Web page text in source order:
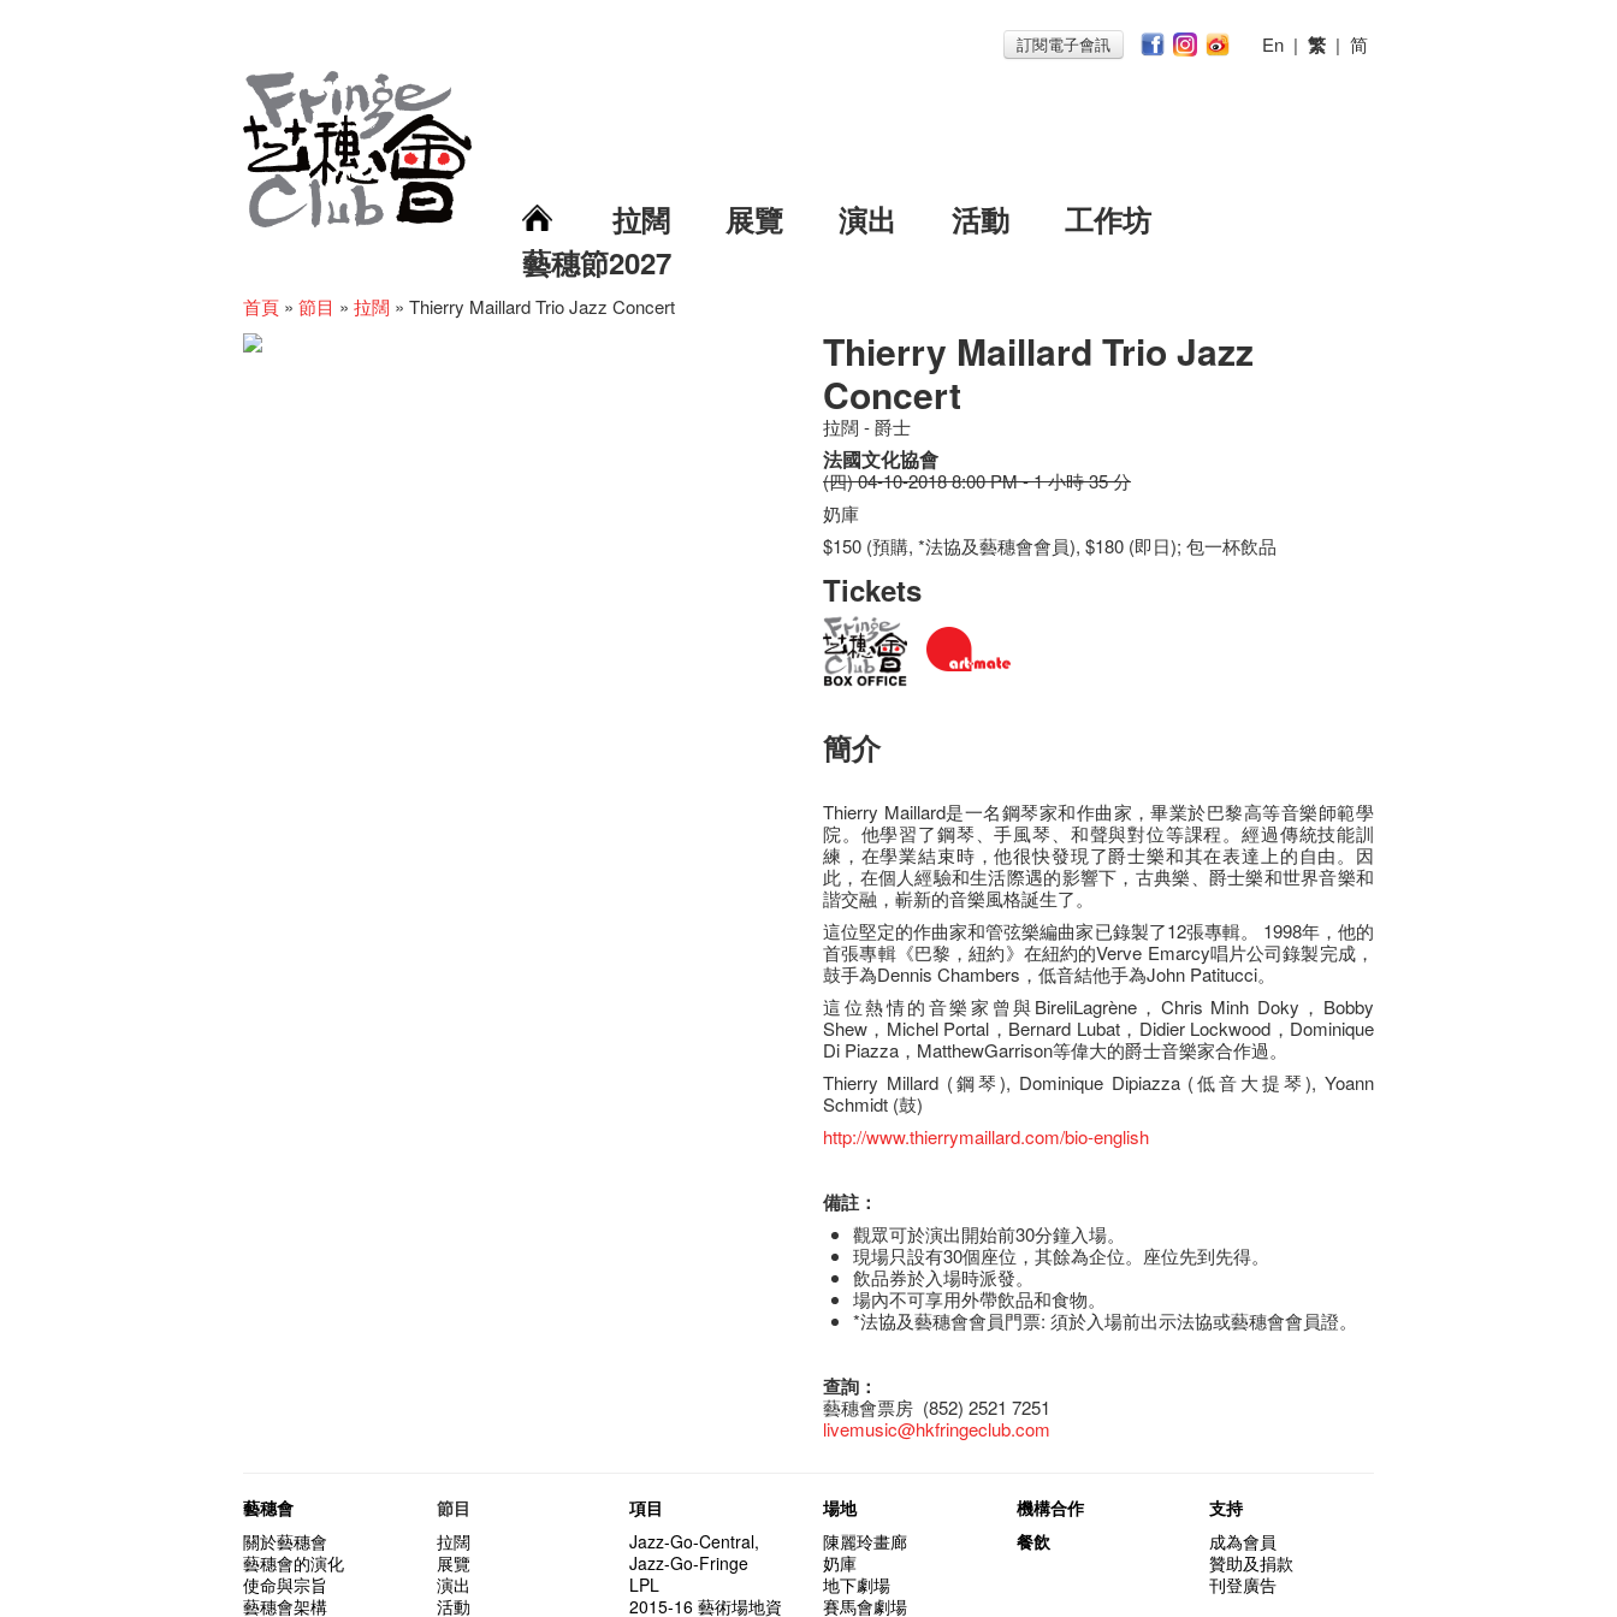
訂閱電子會訊 En | 繁 | 简
拉闊 展覽 演出 活動
工作坊
藝穗節2027
首頁 » 節目 » 拉闊 » Thierry Maillard Trio Jazz Concert
Thierry Maillard Trio Jazz
Concert
拉闊 - 爵士
法國文化協會
(四) 04-10-2018 8:00 PM - 1 小時 35 分
奶庫
$150 (預購, *法協及藝穗會會員), $180 (即日); 包一杯飲品
Tickets
簡介
Thierry Maillard是一名鋼琴家和作曲家，畢業於巴黎高等音樂師範學
院。他學習了鋼琴、手風琴、和聲與對位等課程。經過傳統技能訓
練，在學業結束時，他很快發現了爵士樂和其在表達上的自由。因
此，在個人經驗和生活際遇的影響下，古典樂、爵士樂和世界音樂和
諧交融，嶄新的音樂風格誕生了。
這位堅定的作曲家和管弦樂編曲家已錄製了12張專輯。 1998年，他的
首張專輯《巴黎，紐約》在紐約的Verve Emarcy唱片公司錄製完成，
鼓手為Dennis Chambers，低音結他手為John Patitucci。
這位熱情的音樂家曾與BireliLagrène，Chris Minh Doky，Bobby
Shew，Michel Portal，Bernard Lubat，Didier Lockwood，Dominique
Di Piazza，MatthewGarrison等偉大的爵士音樂家合作過。
Thierry Millard (鋼琴), Dominique Dipiazza (低音大提琴), Yoann
Schmidt (鼓)
http://www.thierrymaillard.com/bio-english
備註：
觀眾可於演出開始前30分鐘入場。
現場只設有30個座位，其餘為企位。座位先到先得。
飲品券於入場時派發。
場內不可享用外帶飲品和食物。
*法協及藝穗會會員門票: 須於入場前出示法協或藝穗會會員證。
查詢：
藝穗會票房 (852) 2521 7251
livemusic@hkfringeclub.com
藝穗會
關於藝穗會
藝穗會的演化
使命與宗旨
藝穗會架構
節目
拉闊
展覽
演出
活動
項目
Jazz-Go-Central,
Jazz-Go-Fringe
LPL
2015-16 藝術場地資
場地
陳麗玲畫廊
奶庫
地下劇場
賽馬會劇場
機構合作
餐飲
支持
成為會員
贊助及捐款
刊登廣告